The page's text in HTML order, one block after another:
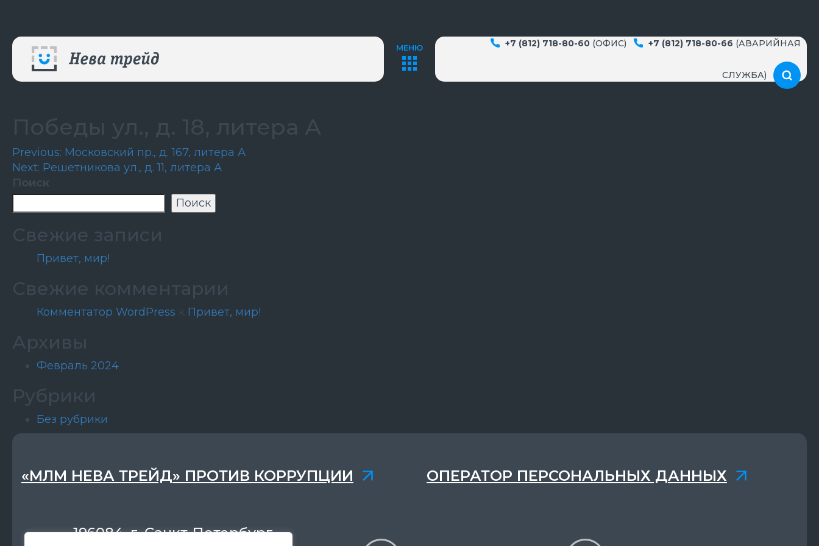
МЕНЮ +7 (812) 718-80-60(ОФИС) +7 (812) 718-80-66 (АВАРИЙНАЯ
СЛУЖБА)
Победы ул., д. 18, литера А
Навигация
по
записям
Previous: Московский пр., д. 167, литера А
Next: Решетникова ул., д. 11, литера А
Поиск
Поиск
Свежие записи
Привет, мир!
Свежие комментарии
Комментатор WordPress к Привет, мир!
Архивы
Февраль 2024
Рубрики
Без рубрики
«МЛМ НЕВА ТРЕЙД» ПРОТИВ КОРРУПЦИИ ОПЕРАТОР ПЕРСОНАЛЬНЫХ ДАННЫХ
196084, г. Санкт-Петербург,